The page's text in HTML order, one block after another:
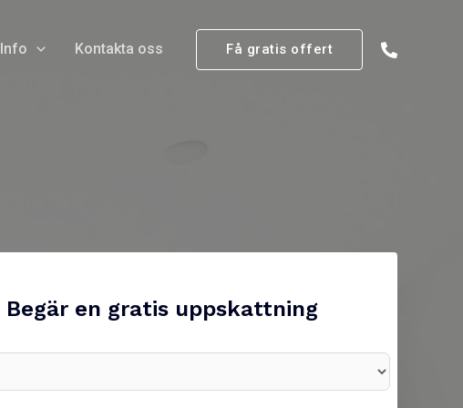
Info Kontakta oss Få gratis offert
Begär en gratis uppskattning